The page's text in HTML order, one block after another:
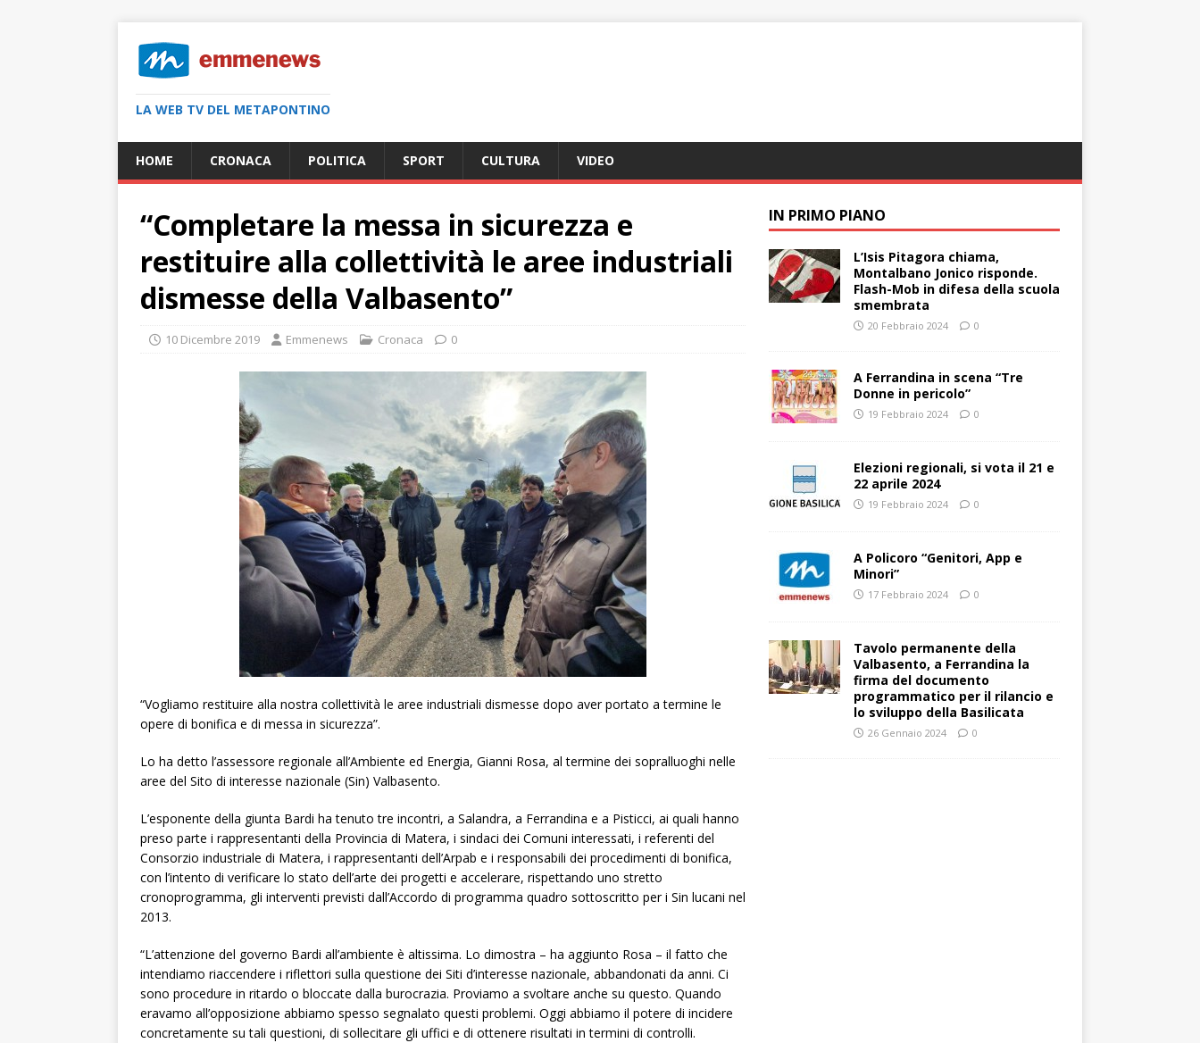
LA WEB TV DEL METAPONTINO
HOME CRONACA POLITICA SPORT CULTURA VIDEO
“Completare la messa in sicurezza e
restituire alla collettività le aree industriali
dismesse della Valbasento”
10 Dicembre 2019 Emmenews Cronaca 0
“Vogliamo restituire alla nostra collettività le aree industriali dismesse dopo aver portato a termine le
opere di bonifica e di messa in sicurezza”.
Lo ha detto l’assessore regionale all’Ambiente ed Energia, Gianni Rosa, al termine dei sopralluoghi nelle
aree del Sito di interesse nazionale (Sin) Valbasento.
L’esponente della giunta Bardi ha tenuto tre incontri, a Salandra, a Ferrandina e a Pisticci, ai quali hanno
preso parte i rappresentanti della Provincia di Matera, i sindaci dei Comuni interessati, i referenti del
Consorzio industriale di Matera, i rappresentanti dell’Arpab e i responsabili dei procedimenti di bonifica,
con l’intento di verificare lo stato dell’arte dei progetti e accelerare, rispettando uno stretto
cronoprogramma, gli interventi previsti dall’Accordo di programma quadro sottoscritto per i Sin lucani nel
2013.
“L’attenzione del governo Bardi all’ambiente è altissima. Lo dimostra – ha aggiunto Rosa – il fatto che
intendiamo riaccendere i riflettori sulla questione dei Siti d’interesse nazionale, abbandonati da anni. Ci
sono procedure in ritardo o bloccate dalla burocrazia. Proviamo a svoltare anche su questo. Quando
eravamo all’opposizione abbiamo spesso segnalato questi problemi. Oggi abbiamo il potere di incidere
concretamente su tali questioni, di sollecitare gli uffici e di ottenere risultati in termini di controlli.
IN PRIMO PIANO
L’Isis Pitagora chiama,
Montalbano Jonico risponde.
Flash-Mob in difesa della scuola
smembrata
20 Febbraio 2024 0
A Ferrandina in scena “Tre
Donne in pericolo”
19 Febbraio 2024 0
Elezioni regionali, si vota il 21 e
22 aprile 2024
19 Febbraio 2024 0
A Policoro “Genitori, App e
Minori”
17 Febbraio 2024 0
Tavolo permanente della
Valbasento, a Ferrandina la
firma del documento
programmatico per il rilancio e
lo sviluppo della Basilicata
26 Gennaio 2024 0